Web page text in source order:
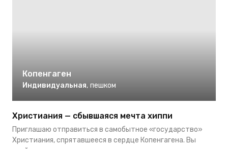
Копенгаген
Индивидуальная, пешком
Христиания — сбывшаяся мечта хиппи
Приглашаю отправиться в самобытное «государство»
Христиания, спрятавшееся в сердце Копенгагена. Вы